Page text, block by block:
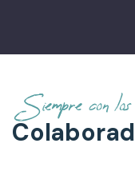
Siempre con